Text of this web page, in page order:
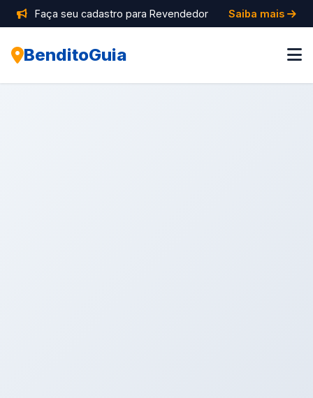
Faça seu cadastro para Revendedor Saiba mais
BenditoGuia